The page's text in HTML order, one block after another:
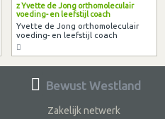
z Yvette de Jong orthomoleculair
voeding- en leefstijl coach
Yvette de Jong orthomoleculair
voeding- en leefstijl coach
Bewust Westland
Zakelijk netwerk